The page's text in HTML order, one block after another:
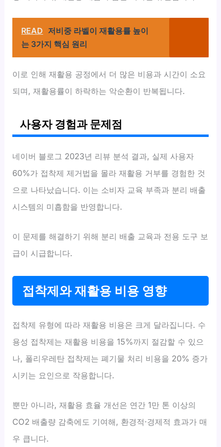
READ 저비중 라벨이 재활용률 높이
는 3가지 핵심 원리
이로 인해 재활용 공정에서 더 많은 비용과 시간이 소요
되며, 재활용률이 하락하는 악순환이 반복됩니다.
사용자 경험과 문제점
네이버 블로그 2023년 리뷰 분석 결과, 실제 사용자
60%가 접착제 제거법을 몰라 재활용 거부를 경험한 것
으로 나타났습니다. 이는 소비자 교육 부족과 분리 배출
시스템의 미흡함을 반영합니다.
이 문제를 해결하기 위해 분리 배출 교육과 전용 도구 보
급이 시급합니다.
접착제와 재활용 비용 영향
접착제 유형에 따라 재활용 비용은 크게 달라집니다. 수
용성 접착제는 재활용 비용을 15%까지 절감할 수 있으
나, 폴리우레탄 접착제는 폐기물 처리 비용을 20% 증가
시키는 요인으로 작용합니다.
뿐만 아니라, 재활용 효율 개선은 연간 1만 톤 이상의
CO2 배출량 감축에도 기여해, 환경적·경제적 효과가 매
우 큽니다.